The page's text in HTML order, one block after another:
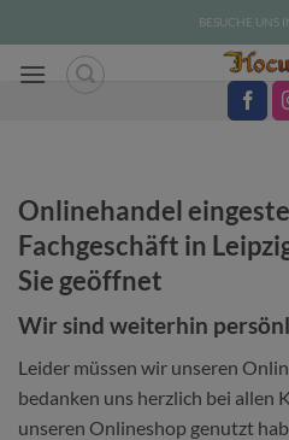
Inhalt
springen
BESUCHE UNS
Onlinehandel
Fachgeschäft in
Sie geöffnet
Wir sind weiterhin
Leider müssen wir unseren
bedanken uns herzlich bei allen
unseren Onlineshop genutzt